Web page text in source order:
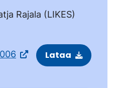
Rajala (LIKES)
Lataa